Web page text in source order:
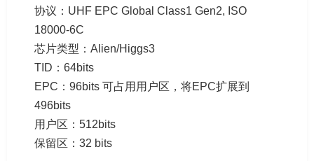
协议：UHF EPC Global Class1 Gen2, ISO
18000-6C
芯片类型：Alien/Higgs3
TID：64bits
EPC：96bits 可占用用户区，将EPC扩展到
496bits
用户区：512bits
保留区：32 bits